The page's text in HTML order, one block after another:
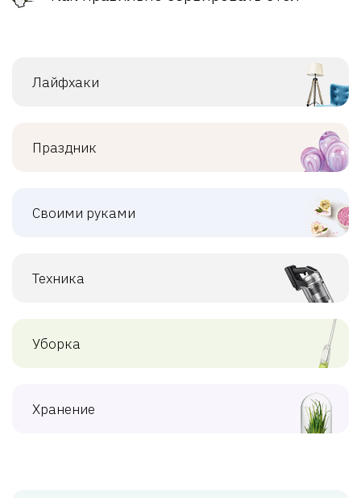
Лайфхаки
Праздник
Своими руками
Техника
Уборка
Хранение